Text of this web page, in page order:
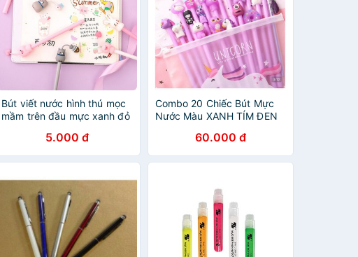
Bút viết nước hình thú mọc
mầm trên đầu mực xanh đỏ
5.000 đ
Combo 20 Chiếc Bút Mực
Nước Màu XANH TÍM ĐEN
60.000 đ